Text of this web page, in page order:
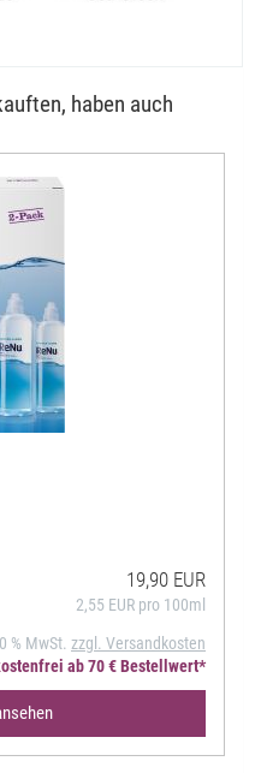
haben auch
19,90 EUR
2,55 EUR pro 100ml
% MwSt. zzgl. Versandkosten
ab 70 € Bestellwert*